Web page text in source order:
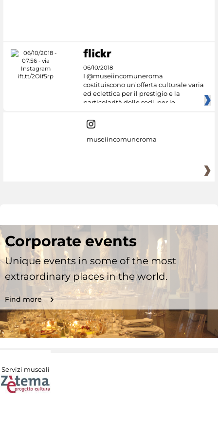
06/10/2018
I @museiincomuneroma
costituiscono un’offerta culturale varia
ed eclettica per il prestigio e la
particolarità delle sedi, per le
museiincomuneroma
Corporate events
Unique events in some of the most
extraordinary places in the world.
Find more
Servizi museali